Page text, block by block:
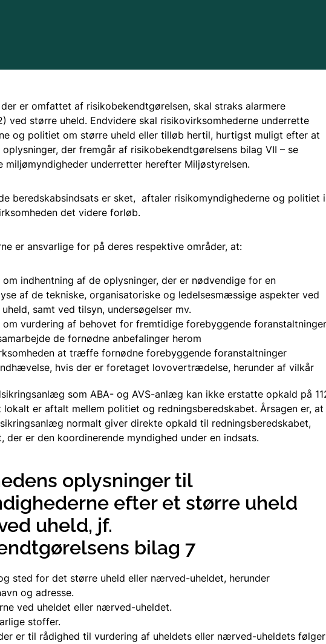
Sikkerhedsrapport
Ledelsessystem
Større uheld
Ajourføring
Ændringer
Spørgsmål og svar om
Offentlighed
Større uheld
Spørgsmål og svar om
Proces for sagsbehandling
er omfattet af risikobekendtgørelsen, skal straks alarmere
ved større uheld. Endvidere skal risikovirksomhederne underrette
og politiet om større uheld eller tilløb hertil, hurtigst muligt efter at
der fremgår af risikobekendtgørelsens bilag VII – se
miljømyndigheder underretter herefter Miljøstyrelsen.
beredskabsindsats er sket, aftaler risikomyndighederne og politiet i
det videre forløb.
er ansvarlige for på deres respektive områder, at:
om indhentning af de oplysninger, der er nødvendige for en
af de tekniske, organisatoriske og ledelsesmæssige aspekter ved
samt ved tilsyn, undersøgelser mv.
om vurdering af behovet for fremtidige forebyggende foranstaltninger
de fornødne anbefalinger herom
at træffe fornødne forebyggende foranstaltninger
hvis der er foretaget lovovertrædelse, herunder af vilkår
som ABA- og AVS-anlæg kan ikke erstatte opkald på
lokalt er aftalt mellem politiet og redningsberedskabet. Årsagen er, at
normalt giver direkte opkald til redningsberedskabet,
der er den koordinerende myndighed under en indsats.
oplysninger til
efter et større uheld
uheld, jf.
bilag 7
sted for det større uheld eller nærved-uheldet, herunder
og adresse.
ved uheldet eller nærved-uheldet.
stoffer.
er til rådighed til vurdering af uheldets eller nærved-uheldets følger